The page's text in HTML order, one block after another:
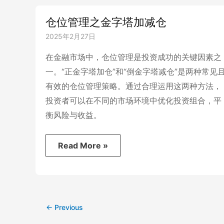
易？
仓位管理之金字塔加减仓
2025年2月27日
在金融市场中，仓位管理是投资成功的关键因素之
一。“正金字塔加仓”和“倒金字塔减仓”是两种常见且
有效的仓位管理策略。通过合理运用这两种方法，
投资者可以在不同的市场环境中优化投资组合，平
衡风险与收益。
仓
位
字
Read More »
← Previous